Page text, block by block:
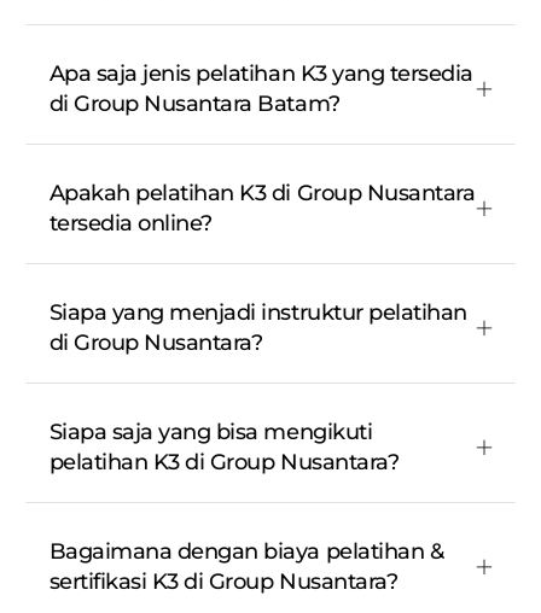
Apa saja jenis pelatihan K3 yang tersedia
di Group Nusantara Batam?
Apakah pelatihan K3 di Group Nusantara
tersedia online?
Siapa yang menjadi instruktur pelatihan
di Group Nusantara?
Siapa saja yang bisa mengikuti
pelatihan K3 di Group Nusantara?
Bagaimana dengan biaya pelatihan &
sertifikasi K3 di Group Nusantara?